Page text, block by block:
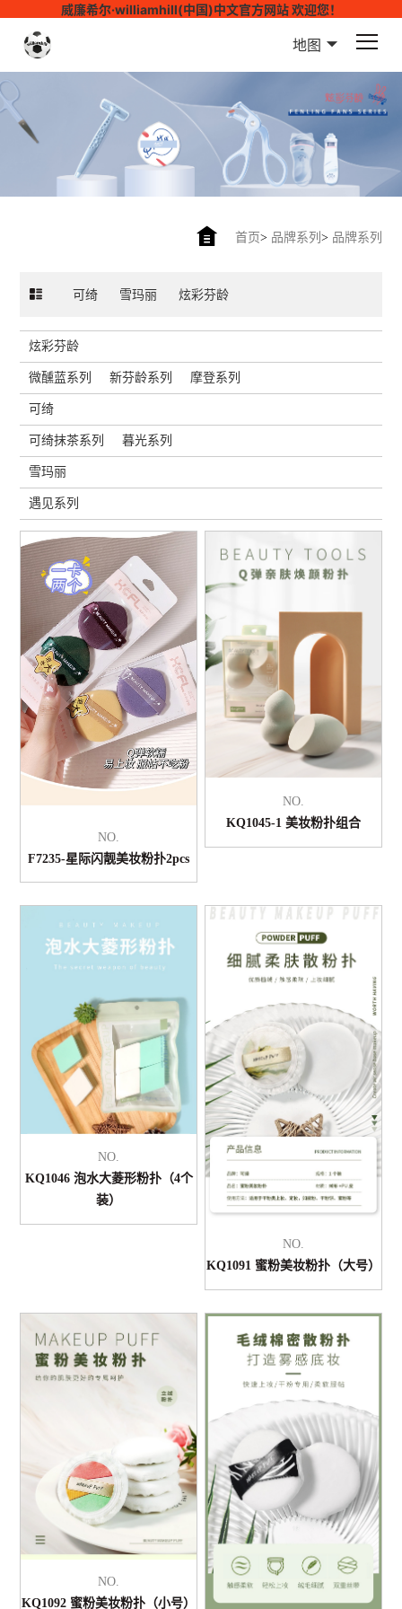
威廉希尔·williamhill(中国)中文官方网站 欢迎您！
地图
首页> 品牌系列 > 品牌系列
可绮 雪玛丽 炫彩芬龄
炫彩芬龄
微醺蓝系列 新芬龄系列 摩登系列
可绮
可绮抹茶系列 暮光系列
雪玛丽
遇见系列
NO.
F7235-星际闪靓美妆粉扑2pcs
NO.
KQ1045-1 美妆粉扑组合
NO.
KQ1046 泡水大菱形粉扑（4个
装）
NO.
KQ1091 蜜粉美妆粉扑（大号）
NO.
KQ1092 蜜粉美妆粉扑（小号）